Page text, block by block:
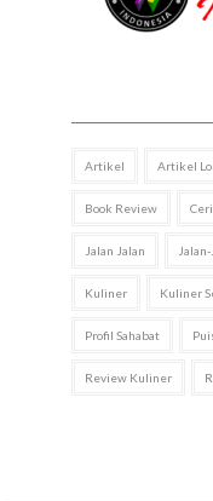
Artikel Artikel
Book Review
Jalan Jalan
Kuliner Kuliner
Profil Sahabat
Review Kuliner